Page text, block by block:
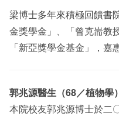
梁博士多年來積極回饋書
金獎學金」、「曾克耑教
「新亞獎學金基金」，嘉
郭兆源醫生（68／植物學）
本院校友郭兆源博士於二